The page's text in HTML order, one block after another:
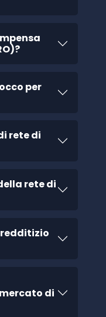
per
rete di
rete di
redditizio
di